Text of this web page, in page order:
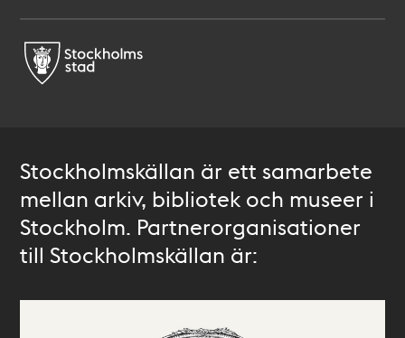
Stockholmskällan är ett samarbete
mellan arkiv, bibliotek och museer i
Stockholm. Partnerorganisationer
till Stockholmskällan är: